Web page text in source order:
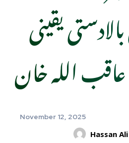
یقینی
اللہ خان
November 12, 2025
Hassan